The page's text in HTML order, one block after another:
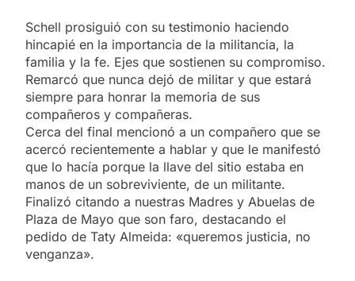
Schell prosiguió con su testimonio haciendo
hincapié en la importancia de la militancia, la
familia y la fe. Ejes que sostienen su compromiso.
Remarcó que nunca dejó de militar y que estará
siempre para honrar la memoria de sus
compañeros y compañeras.
Cerca del final mencionó a un compañero que se
acercó recientemente a hablar y que le manifestó
que lo hacía porque la llave del sitio estaba en
manos de un sobreviviente, de un militante.
Finalizó citando a nuestras Madres y Abuelas de
Plaza de Mayo que son faro, destacando el
pedido de Taty Almeida: «queremos justicia, no
venganza».